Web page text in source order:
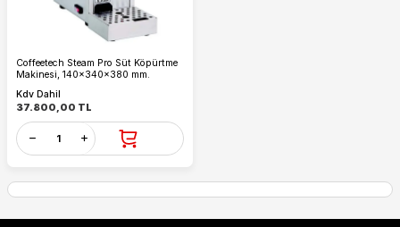
Coffeetech Steam Pro Süt Köpürtme
Makinesi, 140x340x380 mm.
Kdv Dahil
37.800,00 TL